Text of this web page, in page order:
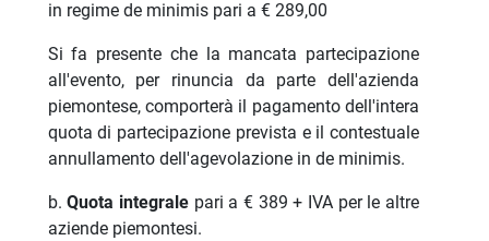
in regime de minimis pari a € 289,00
Si fa presente che la mancata partecipazione
all'evento, per rinuncia da parte dell'azienda
piemontese, comporterà il pagamento dell'intera
quota di partecipazione prevista e il contestuale
annullamento dell'agevolazione in de minimis.
b.Quota integralepari a € 389 + IVA per le altre
aziende piemontesi.